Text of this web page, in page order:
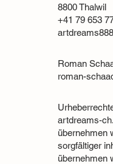
8800 Thalwil
+41 79 653
Roman
roman-
artdreams-
übernehmen
sorgfältiger
übernehmen